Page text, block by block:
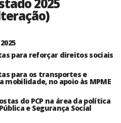
para reforçar direitos sociais
para os transportes e
no apoio às MPME
do PCP na área da política
e Segurança Social